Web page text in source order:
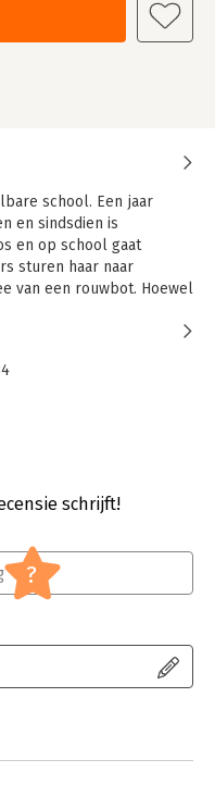
school. Een jaar
en sindsdien is
en op school gaat
sturen haar naar
van een rouwbot. Hoewel
de beste vriend van haar
vaak kwam en er
ontdekt ze Bowies
bij elkaar brengt. Van
schrijft!
?